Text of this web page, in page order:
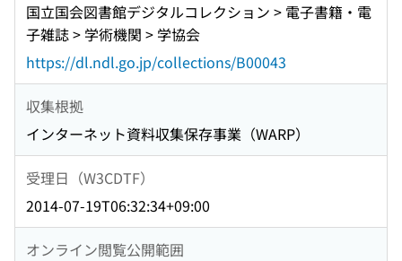
国立国会図書館デジタルコレクション > 電子書籍・電
子雑誌 > 学術機関 > 学協会
https://dl.ndl.go.jp/collections/B00043
収集根拠
インターネット資料収集保存事業（WARP）
受理日（W3CDTF）
2014-07-19T06:32:34+09:00
オンライン閲覧公開範囲